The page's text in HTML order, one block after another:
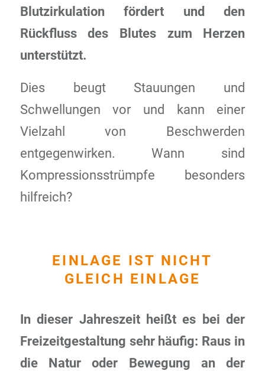
Blutzirkulation fördert und den
Rückfluss des Blutes zum Herzen
unterstützt.
Dies beugt Stauungen und
Schwellungen vor und kann einer
Vielzahl von Beschwerden
entgegenwirken. Wann sind
Kompressionsstrümpfe besonders
hilfreich?
EINLAGE IST NICHT
GLEICH EINLAGE
In dieser Jahreszeit heißt es bei der
Freizeitgestaltung sehr häufig: Raus in
die Natur oder Bewegung an der